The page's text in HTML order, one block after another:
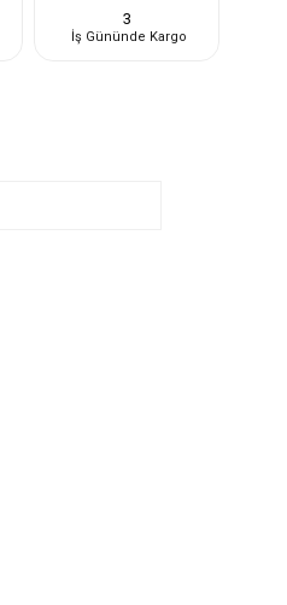
3
İş Gününde Kargo